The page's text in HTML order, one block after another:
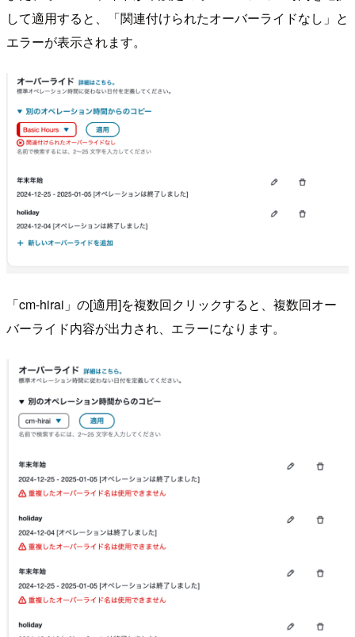
して適用すると、「関連付けられたオーバーライドなし」と
エラーが表示されます。
「cm-hirai」の[適用]を複数回クリックすると、複数回オー
バーライド内容が出力され、エラーになります。